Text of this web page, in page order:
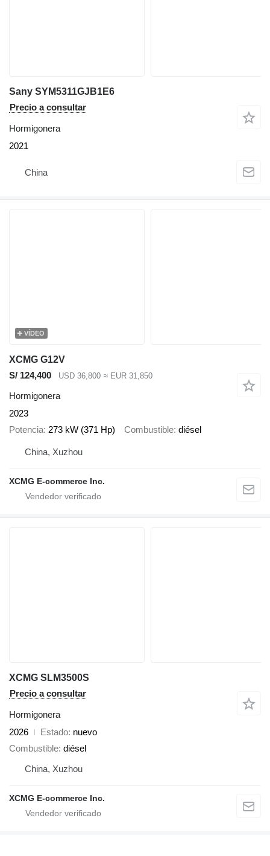
Sany SYM5311GJB1E6
Precio a consultar
Hormigonera
2021
China
VÍDEO
XCMG G12V
S/ 124,400
USD 36,800 ≈ EUR 31,850
Hormigonera
2023
Potencia 273 kW (371 Hp) Combustible diésel
China, Xuzhou
XCMG E-commerce Inc.
XCMG SLM3500S
Precio a consultar
Hormigonera
2026
Estado nuevo
Combustible diésel
China, Xuzhou
XCMG E-commerce Inc.